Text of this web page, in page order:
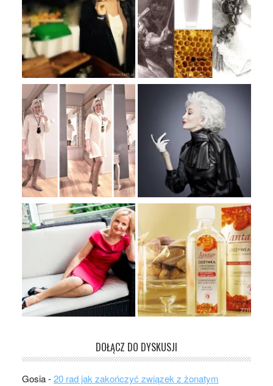
DOŁĄCZ DO DYSKUSJI
Gosia-20 rad jak zakończyć związek z żonatym